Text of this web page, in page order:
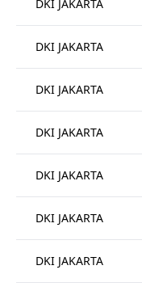
DKI JAKARTA
DKI JAKARTA
DKI JAKARTA
DKI JAKARTA
DKI JAKARTA
DKI JAKARTA
DKI JAKARTA